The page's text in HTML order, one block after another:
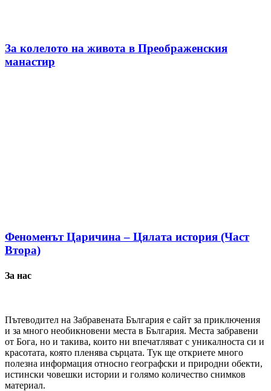
За колелото на живота в Преображенския
манастир
Феноменът Царичина – Цялата история (Част
Втора)
За нас
Пътеводител на Забравената България е сайт за приключения
и за много необикновени места в България. Места забравени
от Бога, но и такива, които ни впечатляват с уникалноста си и
красотата, която пленява сърцата. Тук ще откриете много
полезна информация относно географски и природни обекти,
истински човешки истории и голямо количество снимков
материал.